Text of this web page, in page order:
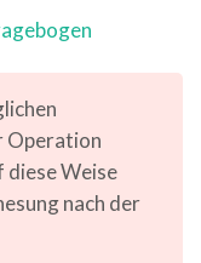
Operation
diese Weise
nach der